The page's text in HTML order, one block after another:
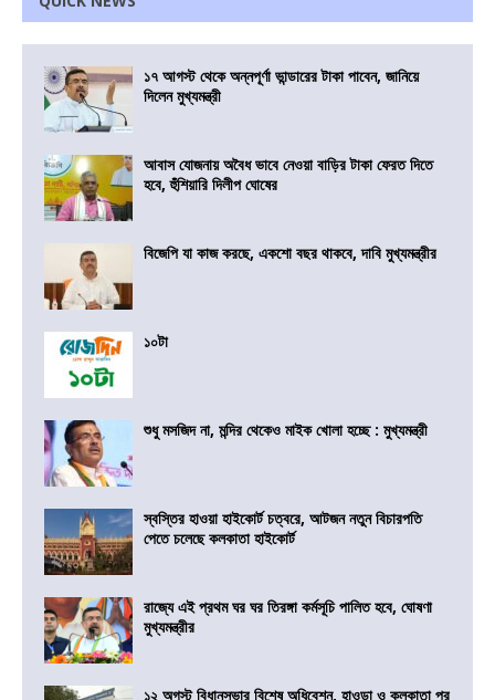
১৭ আগস্ট থেকে অন্নপূর্ণা ভান্ডারের টাকা পাবেন, জানিয়ে
দিলেন মুখ্যমন্ত্রী
আবাস যোজনায় অবৈধ ভাবে নেওয়া বাড়ির টাকা ফেরত দিতে
হবে, হুঁশিয়ারি দিলীপ ঘোষের
বিজেপি যা কাজ করছে, একশো বছর থাকবে, দাবি মুখ্যমন্ত্রীর
১০টা
শুধু মসজিদ না, মন্দির থেকেও মাইক খোলা হচ্ছে : মুখ্যমন্ত্রী
স্বস্তির হাওয়া হাইকোর্ট চত্বরে, আটজন নতুন বিচারপতি
পেতে চলেছে কলকাতা হাইকোর্ট
রাজ্যে এই প্রথম ঘর ঘর তিরঙ্গা কর্মসূচি পালিত হবে, ঘোষণা
মুখ্যমন্ত্রীর
১২ অগস্ট বিধানসভার বিশেষ অধিবেশন, হাওড়া ও কলকাতা পুর